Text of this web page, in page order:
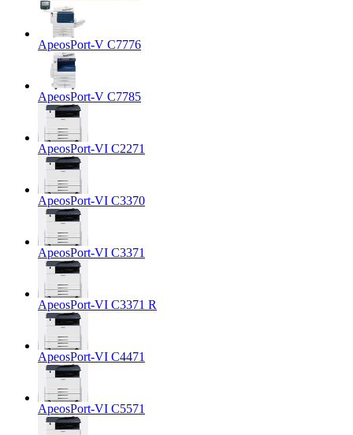
ApeosPort-V C7776
ApeosPort-V C7785
ApeosPort-VI C2271
ApeosPort-VI C3370
ApeosPort-VI C3371
ApeosPort-VI C3371 R
ApeosPort-VI C4471
ApeosPort-VI C5571